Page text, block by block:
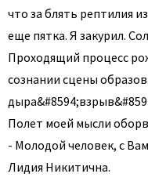
что за блять рептилия
еще пятка. Я закурил.
Проходящий процесс
сознании сцены
Полет моей мысли
- Молодой человек, с
Лидия Никитична.